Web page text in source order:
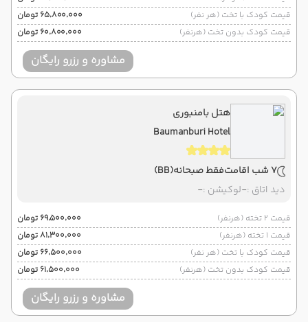
قیمت کودک با تخت (هر نفر)
۶۵٬۸۰۰٬۰۰۰ تومان
قیمت کودک بدون تخت (هرنفر)
۶۰٬۸۰۰٬۰۰۰ تومان
مشاوره و رزرو رایگان
هتل بامنبوری
Baumanburi Hotel
7 شب اقامت فقط صبحانه(BB)
دید اتاق :-لوکیشن :-
قیمت 2 تخته (هرنفر)
۶۹٬۵۰۰٬۰۰۰ تومان
قیمت 1 تخته (هرنفر)
۸۱٬۳۰۰٬۰۰۰ تومان
قیمت کودک با تخت (هر نفر)
۶۶٬۵۰۰٬۰۰۰ تومان
قیمت کودک بدون تخت (هرنفر)
۶۱٬۵۰۰٬۰۰۰ تومان
مشاوره و رزرو رایگان